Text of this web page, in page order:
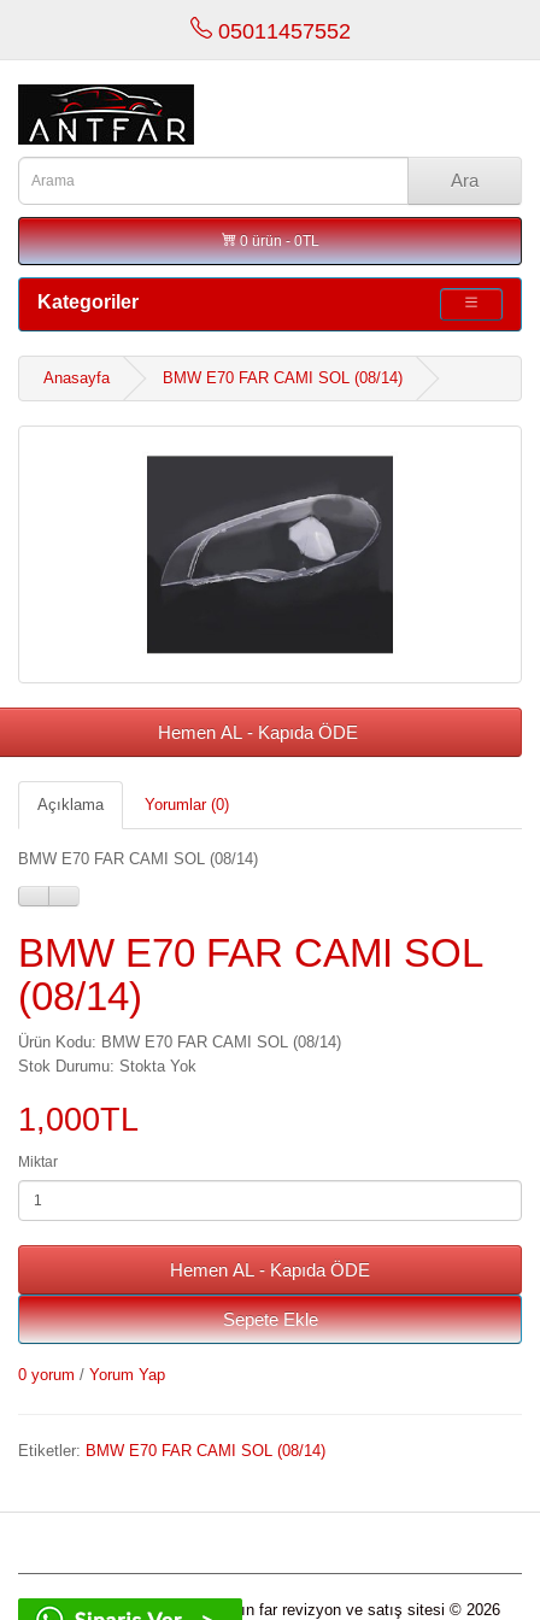
05011457552
Ara
0 ürün - 0TL
Kategoriler
Anasayfa BMW E70 FAR CAMI SOL (08/14)
Hemen AL - Kapıda ÖDE
Açıklama Yorumlar (0)
BMW E70 FAR CAMI SOL (08/14)
BMW E70 FAR CAMI SOL
(08/14)
Ürün Kodu: BMW E70 FAR CAMI SOL (08/14)
Stok Durumu: Stokta Yok
1,000TL
Miktar
Hemen AL - Kapıda ÖDE
Sepete Ekle
0 yorum / Yorum Yap
Etiketler: BMW E70 FAR CAMI SOL (08/14)
Tüm marka ve model araçların far revizyon ve satış sitesi © 2026